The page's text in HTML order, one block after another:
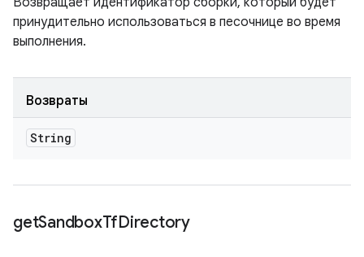
принудительно использоваться в песочнице во время
выполнения.
Возвраты
String
getSandboxTfDirectory